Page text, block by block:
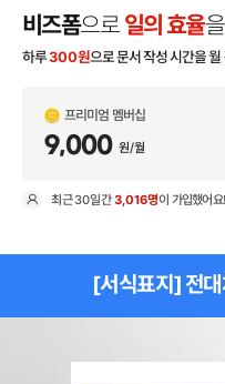
비즈폼으로 일의 효율
하루300원으로 문서 작성 시간을
프리미엄 멤버십
9,000 원/월
최근30일간3,016명이 가입했어요!
[서식표지] 전